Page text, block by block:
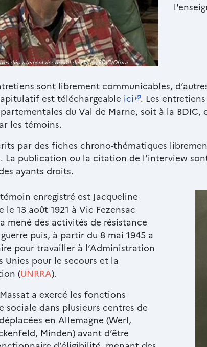
départementales du Val de Marne/BDIC/Ofpra
sont librement communicables,
est téléchargeable ici
. Les
du Val de Marne, soit à la
les témoins.
par des fiches chrono-thématiques
La publication ou la citation de l’interview
ayants droits.
enregistré est Jacqueline
le 13 août 1921 à Vic Fezensac
mené des activités de résistance
puis, à partir du 8 mai 1945 a
pour travailler à l’Administration
Unies pour le secours et la
(UNRRA).
a exercé les fonctions
sociale dans plusieurs centres de
en Allemagne (Werl,
Minden) avant d’être